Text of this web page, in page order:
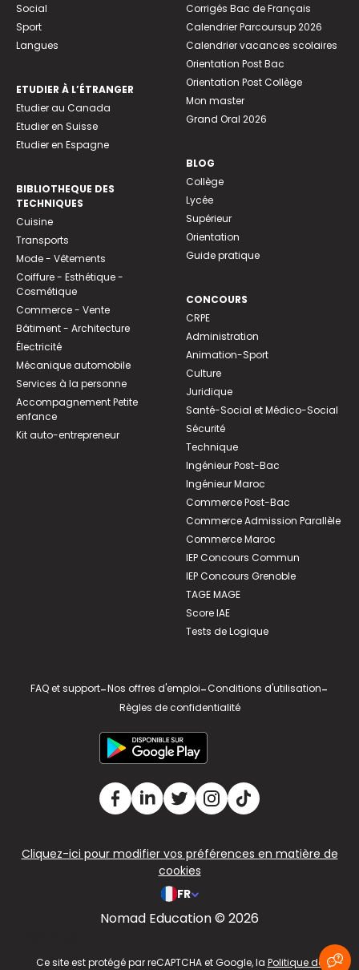
Social
Sport
Langues
ETUDIER À L’ÉTRANGER
Etudier au Canada
Etudier en Suisse
Etudier en Espagne
BIBLIOTHEQUE DES
TECHNIQUES
Cuisine
Transports
Mode - Vêtements
Coiffure - Esthétique -
Cosmétique
Commerce - Vente
Bâtiment - Architecture
Électricité
Mécanique automobile
Services à la personne
Accompagnement Petite
enfance
Kit auto-entrepreneur
Corrigés Bac de Français
Calendrier Parcoursup 2026
Calendrier vacances scolaires
Orientation Post Bac
Orientation Post Collège
Mon master
Grand Oral 2026
BLOG
Collège
Lycée
Supérieur
Orientation
Guide pratique
CONCOURS
CRPE
Administration
Animation-Sport
Culture
Juridique
Santé-Social et Médico-Social
Sécurité
Technique
Ingénieur Post-Bac
Ingénieur Maroc
Commerce Post-Bac
Commerce Admission Parallèle
Commerce Maroc
IEP Concours Commun
IEP Concours Grenoble
TAGE MAGE
Score IAE
Tests de Logique
FAQ et support-Nos offres d'emploi-Conditions d'utilisation-
Règles de confidentialité
Cliquez-ici pour modifier vos préférences en matière de
cookies
FR
Nomad Education © 2026
Ce site est protégé par reCAPTCHA et Google, la Politique de